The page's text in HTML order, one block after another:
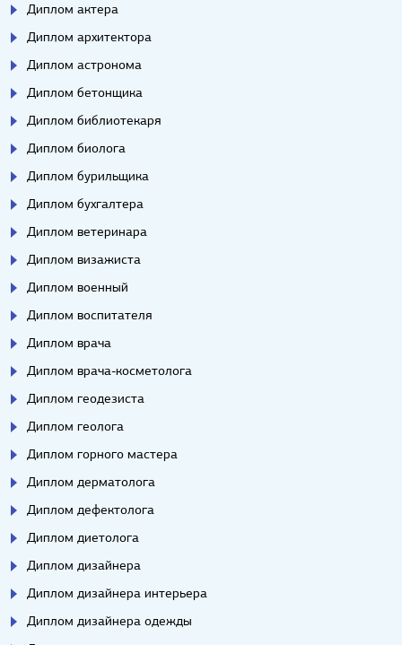
Диплом актера
Диплом архитектора
Диплом астронома
Диплом бетонщика
Диплом библиотекаря
Диплом биолога
Диплом бурильщика
Диплом бухгалтера
Диплом ветеринара
Диплом визажиста
Диплом военный
Диплом воспитателя
Диплом врача
Диплом врача-косметолога
Диплом геодезиста
Диплом геолога
Диплом горного мастера
Диплом дерматолога
Диплом дефектолога
Диплом диетолога
Диплом дизайнера
Диплом дизайнера интерьера
Диплом дизайнера одежды